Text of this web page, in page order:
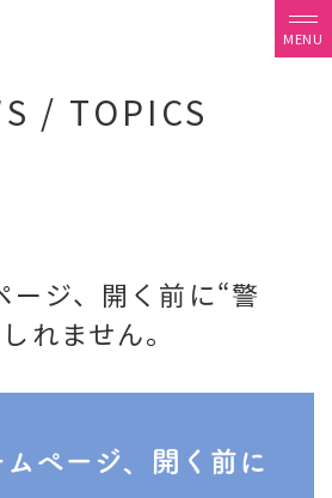
/ TOPICS
ージ、開く前に“警
れません。